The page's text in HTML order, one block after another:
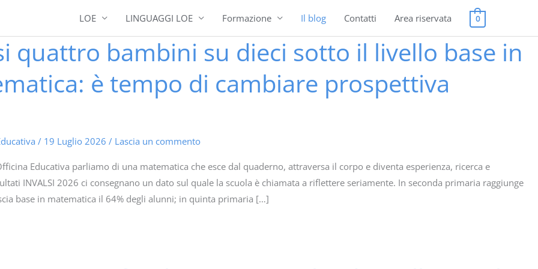
LOE LINGUAGGI LOE Formazione Il blog Contatti Area riservata 0
quattro bambini su dieci sotto il livello base in
è tempo di cambiare prospettiva
/ 19 Luglio 2026 / Lascia un commento
Educativa parliamo di una matematica che esce dal quaderno, attraversa il corpo e diventa esperienza, ricerca e
INVALSI 2026 ci consegnano un dato sul quale la scuola è chiamata a riflettere seriamente. In seconda primaria raggiunge
base in matematica il 64% degli alunni; in quinta primaria […]